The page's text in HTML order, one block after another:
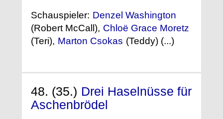
Schauspieler: Denzel Washington
(Robert McCall), Chloë Grace Moretz
(Teri), Marton Csokas (Teddy) (...)
48. (35.) Drei Haselnüsse für
Aschenbrödel